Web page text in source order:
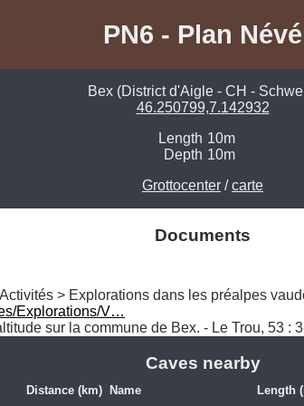
PN6 - Plan Névé
Bex (District d'Aigle - CH -
46.250799,7.142932
Length 10m
Depth 10m
Grottocenter /carte
Documents
> Explorations dans les préalpes
Explorations/V…
sur la commune de Bex. - Le Trou, 53 :
Caves nearby
Distance (km) Name Length